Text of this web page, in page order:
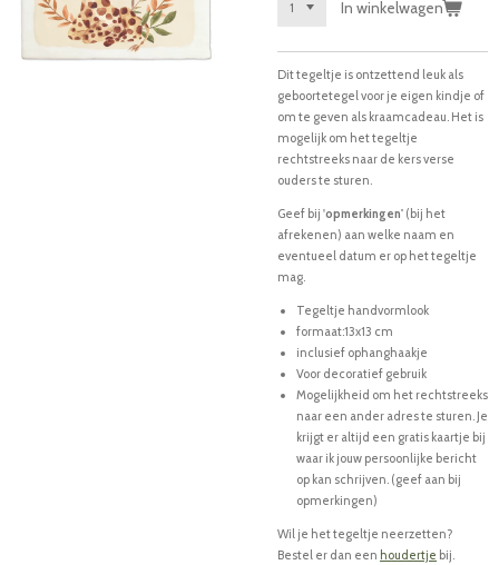
In winkelwagen
Dit tegeltje is ontzettend leuk als
geboortetegel voor je eigen kindje of
om te geven als kraamcadeau. Het is
mogelijk om het tegeltje
rechtstreeks naar de kers verse
ouders te sturen.
Geef bij 'opmerkingen' (bij het
afrekenen) aan welke naam en
eventueel datum er op het tegeltje
mag.
Tegeltje handvormlook
formaat:13x13 cm
inclusief ophanghaakje
Voor decoratief gebruik
Mogelijkheid om het rechtstreeks
naar een ander adres te sturen. Je
krijgt er altijd een gratis kaartje bij
waar ik jouw persoonlijke bericht
op kan schrijven. (geef aan bij
opmerkingen)
Wil je het tegeltje neerzetten?
Bestel er dan een houdertje bij.